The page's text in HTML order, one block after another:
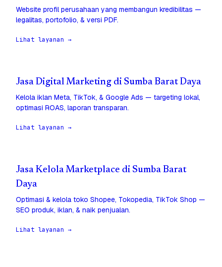
Website profil perusahaan yang membangun kredibilitas —
legalitas, portofolio, & versi PDF.
Lihat layanan →
Jasa Digital Marketing di Sumba Barat Daya
Kelola iklan Meta, TikTok, & Google Ads — targeting lokal,
optimasi ROAS, laporan transparan.
Lihat layanan →
Jasa Kelola Marketplace di Sumba Barat
Daya
Optimasi & kelola toko Shopee, Tokopedia, TikTok Shop —
SEO produk, iklan, & naik penjualan.
Lihat layanan →